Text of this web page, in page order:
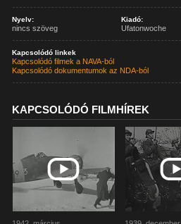
Nyelv:
nincs szöveg
Kiadó:
Ufatonwoche
Kapcsolódó linkek
Kapcsolódó filmek a NAVA-ból
Kapcsolódó dokumentumok az NDA-ból
KAPCSOLÓDÓ FILMHÍREK